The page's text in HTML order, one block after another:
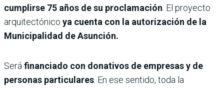
cumplirse 75 años de su proclamación. El proyecto
arquitectónico ya cuenta con la autorización de la
Municipalidad de Asunción.
Seráfinanciado con donativos de empresas y de
personas particulares. En ese sentido, toda la